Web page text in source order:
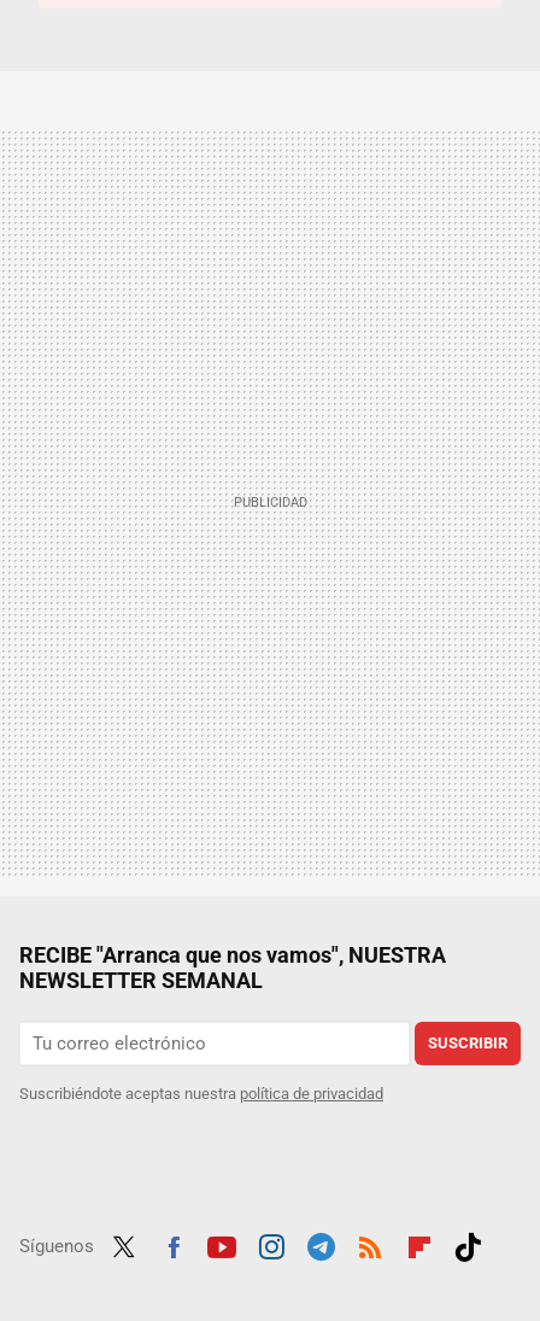
RECIBE "Arranca que nos vamos", NUESTRA
NEWSLETTER SEMANAL
SUSCRIBIR
Suscribiéndote aceptas nuestra política de privacidad
Síguenos